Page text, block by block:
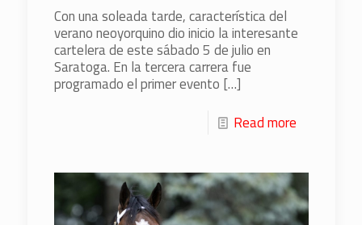
Con una soleada tarde, característica del
verano neoyorquino dio inicio la interesante
cartelera de este sábado 5 de julio en
Saratoga. En la tercera carrera fue
programado el primer evento […]
Read more